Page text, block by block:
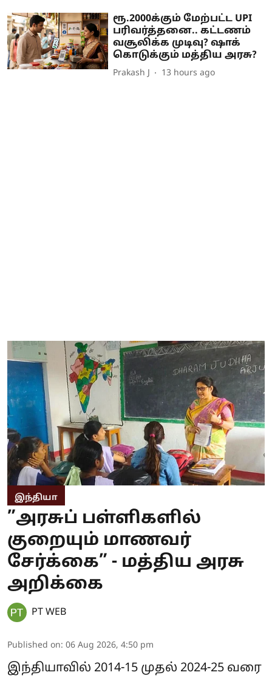
ரூ.2000க்கும் மேற்பட்ட UPI
பரிவர்த்தனை.. கட்டணம்
வசூலிக்க முடிவு? ஷாக்
கொடுக்கும் மத்திய அரசு?
Prakash J 13 hours ago
இந்தியா
”அரசுப் பள்ளிகளில்
குறையும் மாணவர்
சேர்க்கை” - மத்திய அரசு
அறிக்கை
PT WEB
Published on: 06 Aug 2026, 4:50 pm
இந்தியாவில் 2014-15 முதல் 2024-25 வரை